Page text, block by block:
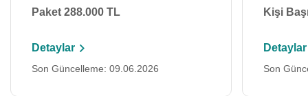
Paket 288.000 TL
Detaylar
Son Güncelleme: 09.06.2026
Kişi
Detaylar
Son